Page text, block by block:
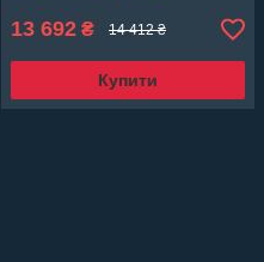
13 692 ₴ 14 412 ₴
Купити